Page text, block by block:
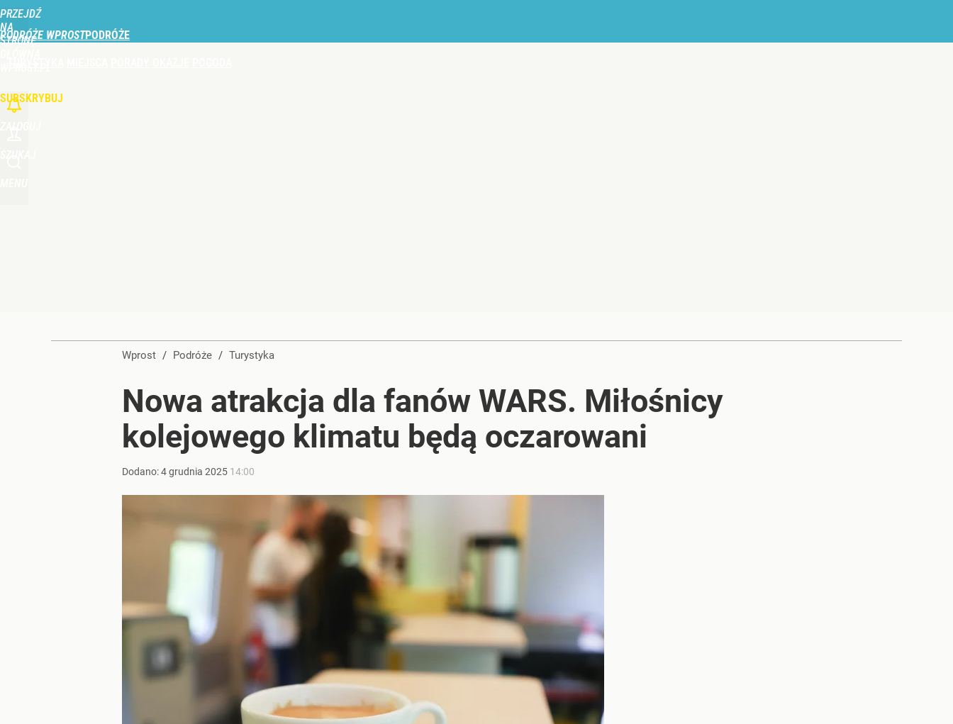
PRZEJDŹ
NA
STRONĘ
PODRÓŻE WPROST
SUBSKRYBUJ
Wprost / Podróże / Turystyka
Nowa atrakcja dla fanów WARS. Miłośnicy
kolejowego klimatu będą oczarowani
Dodano:4grudnia 2025 14:00